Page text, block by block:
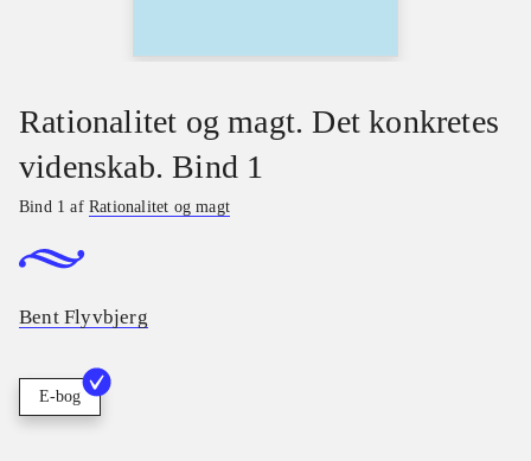
Rationalitet og magt. Det konkretes
videnskab. Bind 1
Bind 1 afRationalitet og magt
Bent Flyvbjerg
E-bog